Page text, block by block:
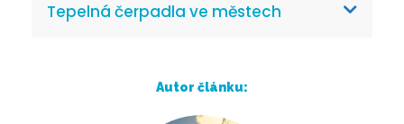
Tepelná čerpadla ve městech
Autor článku: